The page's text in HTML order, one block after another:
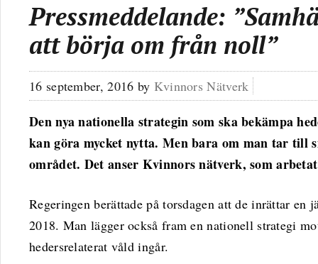
Pressmeddelande:
att börja om från noll”
16 september, 2016 by Kvinnors Nätverk
Den nya nationella strategin som ska bekämpa
kan göra mycket nytta. Men bara om man tar till
området. Det anser Kvinnors nätverk, som
Regeringen berättade på torsdagen att de inrättar en
2018. Man lägger också fram en nationell strategi
hedersrelaterat våld ingår.